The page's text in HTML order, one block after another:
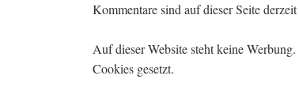
Kommentare sind auf dieser Seite
Auf dieser Website steht keine
Cookies gesetzt.